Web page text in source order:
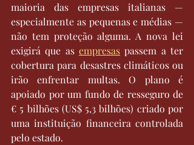
maioria das empresas italianas —
especialmente as pequenas e médias —
não tem proteção alguma. A nova lei
exigirá que as empresas passem a ter
cobertura para desastres climáticos ou
irão enfrentar multas. O plano é
apoiado por um fundo de resseguro de
€ 5 bilhões (US$ 5,3 bilhões) criado por
uma instituição financeira controlada
pelo estado.